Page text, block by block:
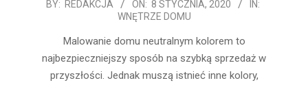
2020-
BY: REDAKCJA ON: 8 STYCZNIA, 2020
IN:
WNĘTRZE DOMU
Malowanie domu neutralnym kolorem to
najbezpieczniejszy sposób na szybką sprzedaż w
przyszłości. Jednak muszą istnieć inne kolory,